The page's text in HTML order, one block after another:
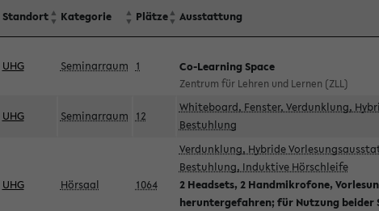
Standort Kategorie Plätze Ausstattung
UHG Seminarraum 1 Co-Learning Space
Zentrum für Lehren und Lernen (ZLL)
UHG Seminarraum 12
Whiteboard, Fenster, Verdunklung,
Bestuhlung
UHG Hörsaal 1064
Verdunklung, Hybride
Bestuhlung, Induktive Hörschleife
2 Headsets, 2 Handmikrofone,
heruntergefahren; für Nutzung beider